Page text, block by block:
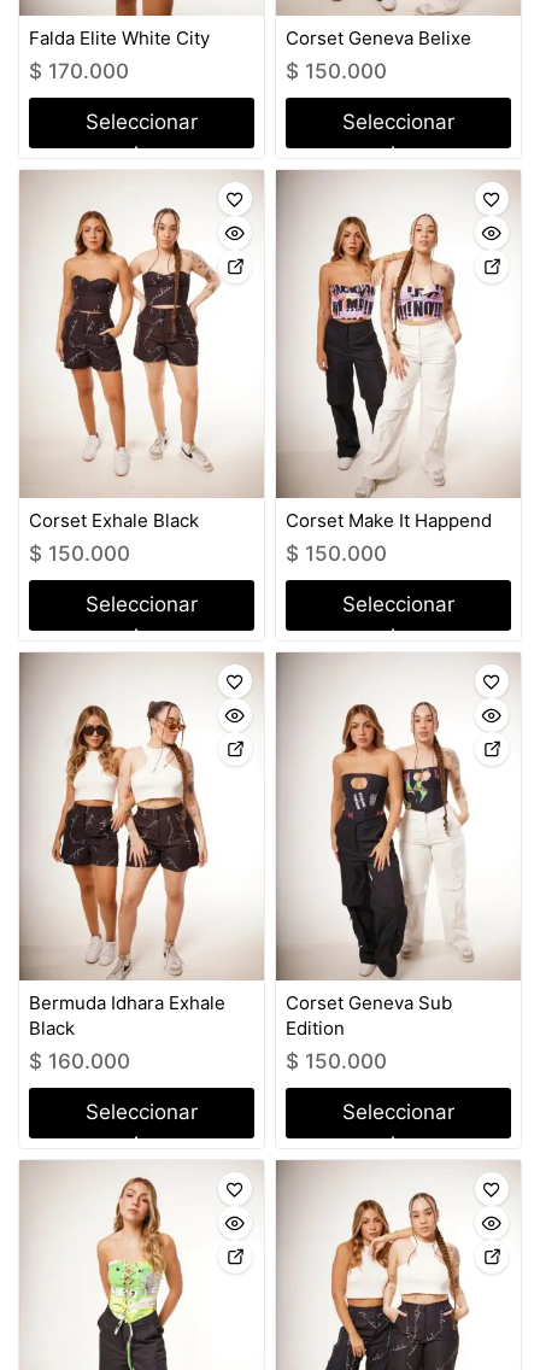
Falda Elite White City
$ 170.000
Seleccionar
opciones
Corset Geneva Belixe
$ 150.000
Seleccionar
opciones
Corset Exhale Black
$ 150.000
Seleccionar
opciones
Corset Make It Happend
$ 150.000
Seleccionar
opciones
Bermuda Idhara Exhale
Black
$ 160.000
Seleccionar
opciones
Corset Geneva Sub
Edition
$ 150.000
Seleccionar
opciones